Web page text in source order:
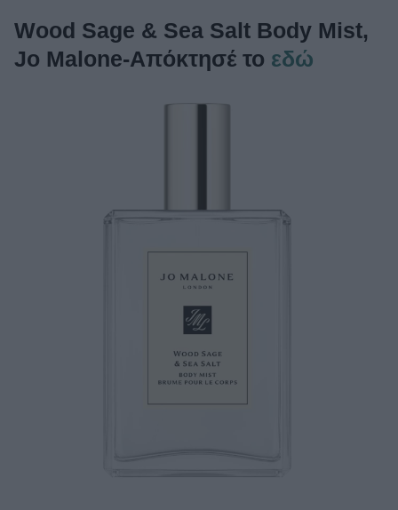
Wood Sage & Sea Salt Body Mist,
Jo Malone-Απόκτησέ το εδώ